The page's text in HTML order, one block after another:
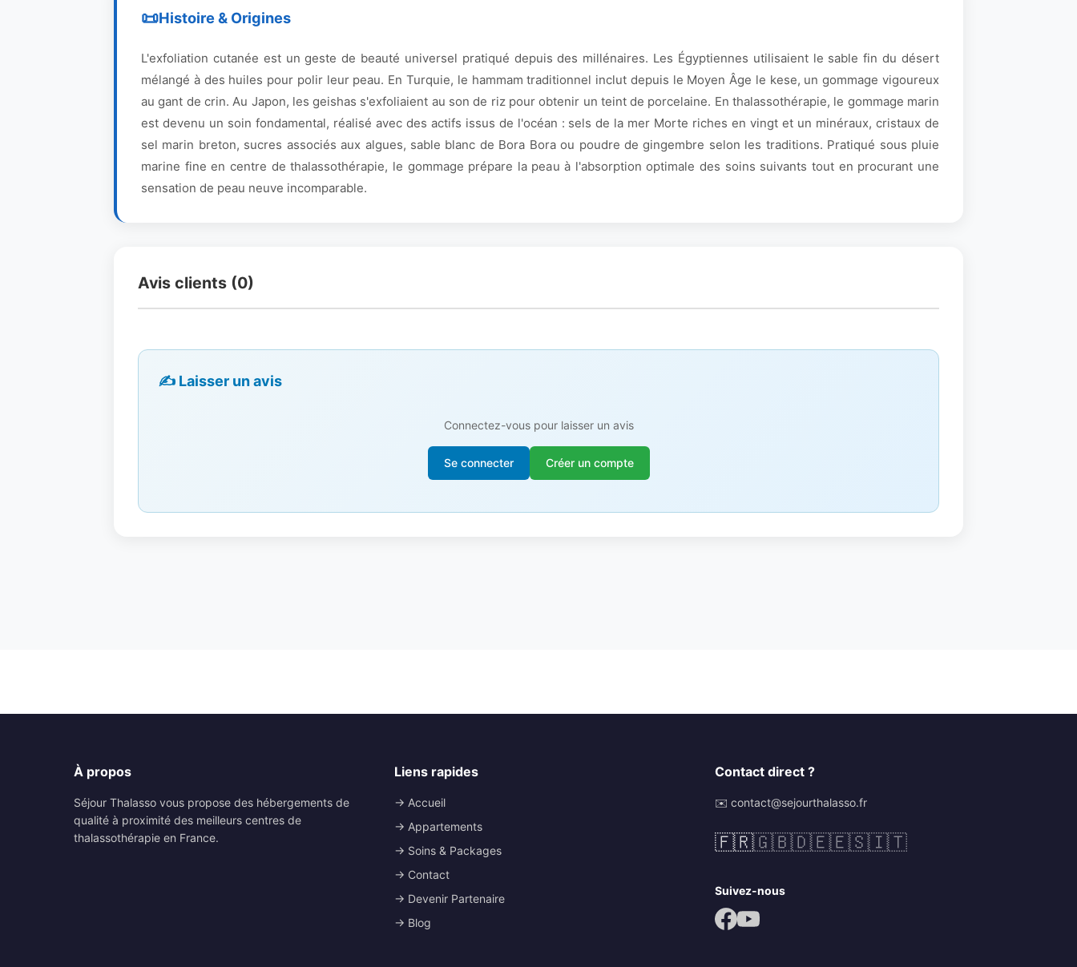
Histoire & Origines
L'exfoliation cutanée est un geste de beauté universel pratiqué depuis des millénaires. Les Égyptiennes utilisaient le sable fin du désert
mélangé à des huiles pour polir leur peau. En Turquie, le hammam traditionnel inclut depuis le Moyen Âge le kese, un gommage vigoureux
au gant de crin. Au Japon, les geishas s'exfoliaient au son de riz pour obtenir un teint de porcelaine. En thalassothérapie, le gommage marin
est devenu un soin fondamental, réalisé avec des actifs issus de l'océan : sels de la mer Morte riches en vingt et un minéraux, cristaux de
sel marin breton, sucres associés aux algues, sable blanc de Bora Bora ou poudre de gingembre selon les traditions. Pratiqué sous pluie
marine fine en centre de thalassothérapie, le gommage prépare la peau à l'absorption optimale des soins suivants tout en procurant une
sensation de peau neuve incomparable.
Avis clients (0)
✍️ Laisser un avis
Connectez-vous pour laisser un avis
Se connecter Créer un compte
À propos
Séjour Thalasso vous propose des hébergements de
qualité à proximité des meilleurs centres de
thalassothérapie en France.
Liens rapides
→ Accueil
→ Appartements
→ Soins & Packages
→ Contact
→ Devenir Partenaire
→ Blog
Contact direct ?
✉️ contact@sejourthalasso.fr
🇫🇷🇬🇧🇩🇪🇪🇸🇮🇹
Suivez-nous